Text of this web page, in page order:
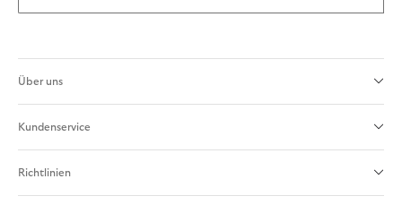
Über uns
Kundenservice
Richtlinien